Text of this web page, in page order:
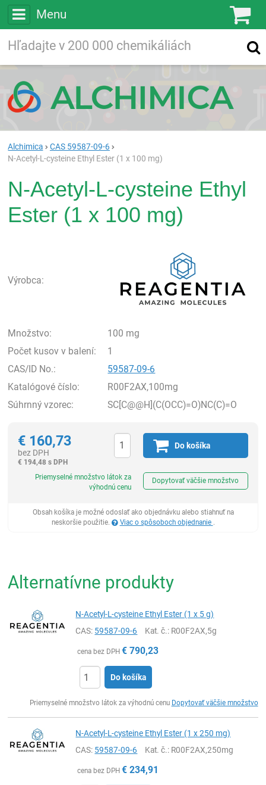
Menu
Vyhľadávanie
Alchimica
CAS 59587-09-6
N-Acetyl-L-cysteine Ethyl Ester (1 x 100 mg)
N-Acetyl-L-cysteine Ethyl
Ester (1 x 100 mg)
Výrobca:
Množstvo:
100 mg
Počet kusov v balení:
1
CAS/ID No.:
59587-09-6
Katalógové číslo:
R00F2AX,100mg
Súhrnný vzorec:
SC[C@@H](C(OCC)=O)NC(C)=O
€ 160,73
bez DPH
€ 194,48 s DPH
Do košíka
Priemyselné množstvo látok za
výhodnú cenu
Dopytovať väčšie množstvo
Obsah košíka je možné odoslať ako objednávku alebo stiahnuť na
neskoršie použitie.
Viac o spôsoboch objednanie .
Alternatívne produkty
N-Acetyl-L-cysteine Ethyl Ester (1 x 5 g)
CAS: 59587-09-6 Kat. č.: R00F2AX,5g
cena bez DPH € 790,23
Do košíka
Priemyselné množstvo látok za výhodnú cenu Dopytovať väčšie množstvo
N-Acetyl-L-cysteine Ethyl Ester (1 x 250 mg)
CAS: 59587-09-6 Kat. č.: R00F2AX,250mg
cena bez DPH € 234,91